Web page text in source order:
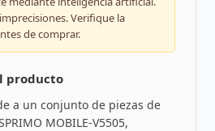
Verifique la
de comprar.
producto
a un conjunto de piezas de
MOBILE-V5505,